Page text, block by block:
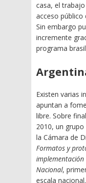
casa, el
acceso público
Sin embargo
incremente
programa
Existen varias
apuntan a
libre. Sobre
2010, un
la Cámara de
Formatos y
Nacional,
escala nacional.